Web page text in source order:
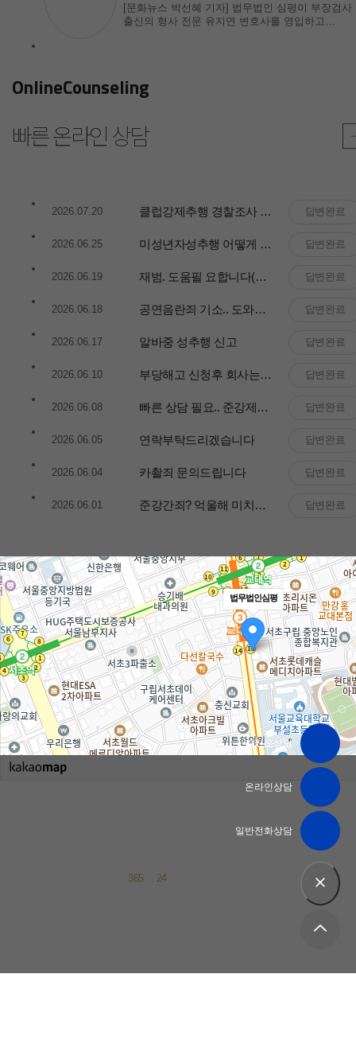
[문화뉴스 박선혜 기자] 법무법인 심평이 부장검사
출신의 형사 전문 유지연 변호사를 영입하고
OnlineCounseling
빠른 온라인 상담
2026.07.20 클럽강제추행 경찰조사 앞두고 답변완료
2026.06.25 미성년자성추행 어떻게 해야 하죠 답변완료
2026.06.19 재범. 도움필 요합니다(카메라등이용촬... 답변완료
2026.06.18 공연음란죄 기소.. 도와주세요 답변완료
2026.06.17 알바중 성추행 신고 답변완료
2026.06.10 부당해고 신청후 회사는 경력허위로 고소 답변완료
2026.06.08 빠른 상담 필요.. 준강제추행 관련입니다.. 답변완료
2026.06.05 연락부탁드리겠습니다 답변완료
2026.06.04 카촬죄 문의드립니다 답변완료
2026.06.01 준강간죄? 억울해 미치겠어요 답변완료
법무법인심평
365일 24시간 법률상담 가능
법무법인 심평을 만나는 순간,
카카오상담
온라인상담
일반전화상담